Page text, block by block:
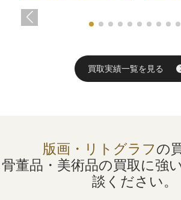
買取実績一覧を見る
版画・リトグラフ の
骨董品・美術品の買取に強
談ください。